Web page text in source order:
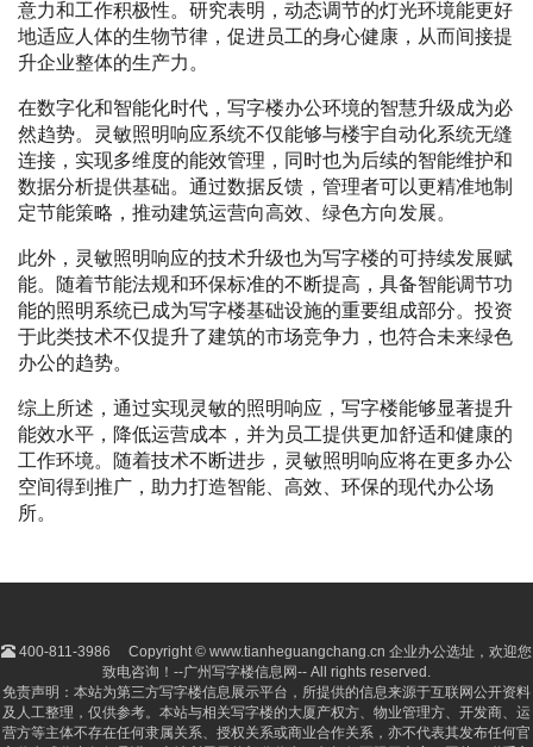
意力和工作积极性。研究表明，动态调节的灯光环境能更好
地适应人体的生物节律，促进员工的身心健康，从而间接提
升企业整体的生产力。
在数字化和智能化时代，写字楼办公环境的智慧升级成为必
然趋势。灵敏照明响应系统不仅能够与楼宇自动化系统无缝
连接，实现多维度的能效管理，同时也为后续的智能维护和
数据分析提供基础。通过数据反馈，管理者可以更精准地制
定节能策略，推动建筑运营向高效、绿色方向发展。
此外，灵敏照明响应的技术升级也为写字楼的可持续发展赋
能。随着节能法规和环保标准的不断提高，具备智能调节功
能的照明系统已成为写字楼基础设施的重要组成部分。投资
于此类技术不仅提升了建筑的市场竞争力，也符合未来绿色
办公的趋势。
综上所述，通过实现灵敏的照明响应，写字楼能够显著提升
能效水平，降低运营成本，并为员工提供更加舒适和健康的
工作环境。随着技术不断进步，灵敏照明响应将在更多办公
空间得到推广，助力打造智能、高效、环保的现代办公场
所。
400-811-3986
Copyright © www.tianheguangchang.cn 企业办公选址，欢迎您
致电咨询！--广州写字楼信息网-- All rights reserved.
免责声明：本站为第三方写字楼信息展示平台，所提供的信息来源于互联网公开资料
及人工整理，仅供参考。本站与相关写字楼的大厦产权方、物业管理方、开发商、运
营方等主体不存在任何隶属关系、授权关系或商业合作关系，亦不代表其发布任何官